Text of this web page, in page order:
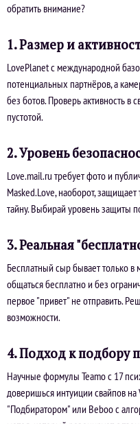
обратить внимание?
1. Размер и
LovePlanet с международной
потенциальных партнёров, а
без ботов. Проверь активность в
пустотой.
2. Уровень
Love.mail.ru требует фото и
Masked.Love, наоборот,
тайну. Выбирай уровень защиты
3. Реальная
Бесплатный сыр бывает только в
общаться бесплатно и без
первое "привет" не отправить.
возможности.
4. Подход к подбору
Научные формулы Teamo с 17
доверишься интуиции свайпов
"Подбиратором" или Beboo с